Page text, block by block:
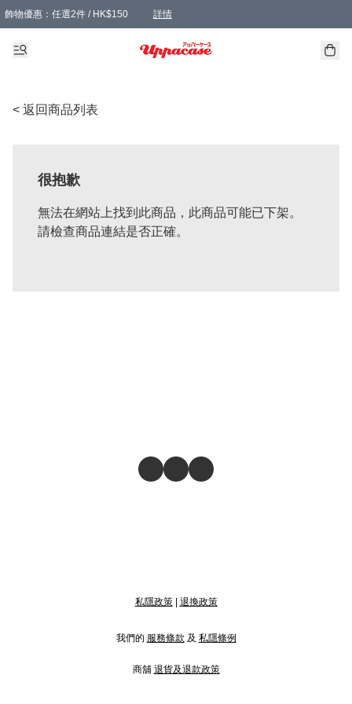
飾物優惠：任選2件 / HK$150 詳情
髮飾優惠：任選2件 / HK$100 詳情
精選襪子優惠：任選3對 / HK$115 詳情
滿額免運：本地訂單滿港幣350元可享免運費優惠
< 返回商品列表
很抱歉
無法在網站上找到此商品，此商品可能已下架。
請檢查商品連結是否正確。
私隱政策| 退換政策
我們的 服務條款 及 私隱條例
商舖 退貨及退款政策